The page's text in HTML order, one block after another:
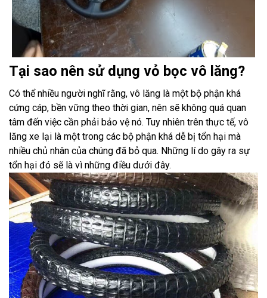
Tại sao nên sử dụng vỏ bọc vô lăng?
Có thể nhiều người nghĩ rằng, vô lăng là một bộ phận khá
cứng cáp, bền vững theo thời gian, nên sẽ không quá quan
tâm đến việc cần phải bảo vệ nó. Tuy nhiên trên thực tế, vô
lăng xe lại là một trong các bộ phận khá dễ bị tổn hại mà
nhiều chủ nhân của chúng đã bỏ qua. Những lí do gây ra sự
tổn hại đó sẽ là vì những điều dưới đây.